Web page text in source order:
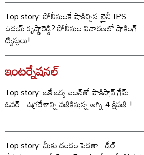
Top story: పోలీసులకే షాకిచ్చిన ట్రైనీ IPS
ఉదయ్ కృష్ణారెడ్డి? పోలీసుల విచారణలో షాకింగ్
ట్విస్టులు!
ఇంటర్నేషనల్
Top story: ఒకే ఒక్క బటన్‌తో పాకిస్తాన్ గేమ్
ఓవర్.. ఉగ్రదేశాన్ని వణికిస్తున్న అగ్ని-4 క్షిపణి.!
Top story: మీకు దండం పెడతా.. డీల్